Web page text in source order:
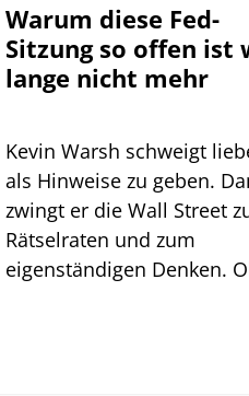
Warum diese Fed-
Sitzung so offen ist
lange nicht mehr
Kevin Warsh schweigt
als Hinweise zu geben.
zwingt er die Wall Street zum
Rätselraten und zum
eigenständigen Denken.